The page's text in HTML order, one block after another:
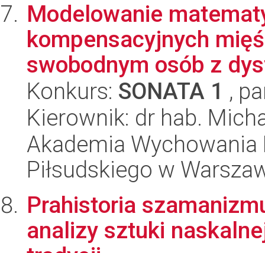
Modelowanie
kompensacyjnych
swobodnym osób z
Konkurs: SONATA 1 ,
Kierownik: dr hab.
Akademia
Piłsudskiego w
Prahistoria
analizy sztuki